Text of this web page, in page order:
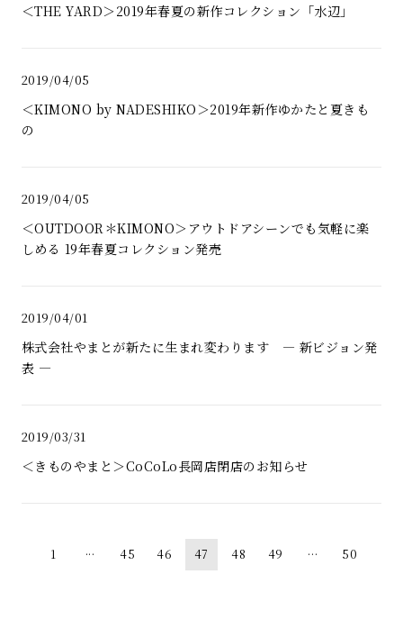
＜THE YARD＞2019年春夏の新作コレクション「水辺」
2019/04/05
＜KIMONO by NADESHIKO＞2019年新作ゆかたと夏きも
の
2019/04/05
＜OUTDOOR＊KIMONO＞アウトドアシーンでも気軽に楽
しめる 19年春夏コレクション発売
2019/04/01
株式会社やまとが新たに生まれ変わります ― 新ビジョン発
表 ―
2019/03/31
＜きものやまと＞CoCoLo長岡店閉店のお知らせ
1 ... 45 46 47 48 49 ... 50